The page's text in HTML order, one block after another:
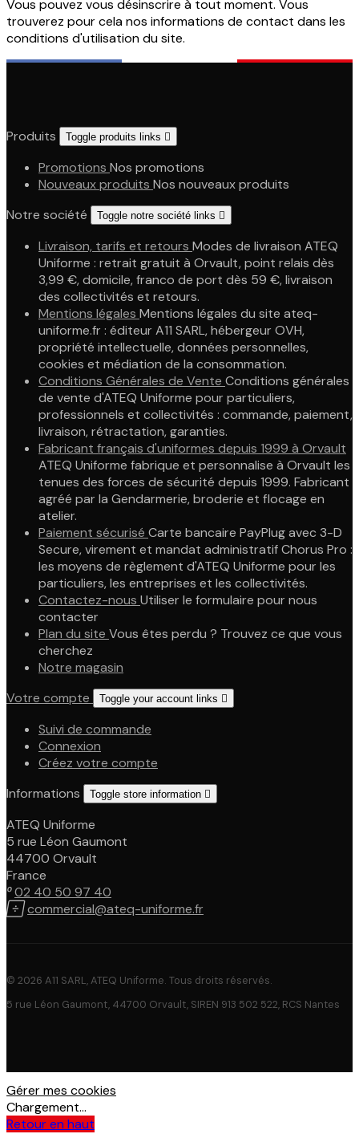
Vous pouvez vous désinscrire à tout moment. Vous
trouverez pour cela nos informations de contact dans les
conditions d'utilisation du site.
Produits Toggle produits links 
Promotions Nos promotions
Nouveaux produits Nos nouveaux produits
Notre société
Toggle notre société links 
Livraison, tarifs et retours Modes de livraison ATEQ
Uniforme : retrait gratuit à Orvault, point relais dès
3,99 €, domicile, franco de port dès 59 €, livraison
des collectivités et retours.
Mentions légales Mentions légales du site ateq-
uniforme.fr : éditeur A11 SARL, hébergeur OVH,
propriété intellectuelle, données personnelles,
cookies et médiation de la consommation.
Conditions Générales de Vente Conditions générales
de vente d'ATEQ Uniforme pour particuliers,
professionnels et collectivités : commande, paiement,
livraison, rétractation, garanties.
Fabricant français d'uniformes depuis 1999 à Orvault
ATEQ Uniforme fabrique et personnalise à Orvault les
tenues des forces de sécurité depuis 1999. Fabricant
agréé par la Gendarmerie, broderie et flocage en
atelier.
Paiement sécurisé Carte bancaire PayPlug avec 3-D
Secure, virement et mandat administratif Chorus Pro :
les moyens de règlement d'ATEQ Uniforme pour les
particuliers, les entreprises et les collectivités.
Contactez-nous Utiliser le formulaire pour nous
contacter
Plan du site Vous êtes perdu ? Trouvez ce que vous
cherchez
Notre magasin
Votre compte
Toggle your account links 
Suivi de commande
Connexion
Créez votre compte
Informations
Toggle store information 
ATEQ Uniforme
5 rue Léon Gaumont
44700 Orvault
France
02 40 50 97 40
commercial@ateq-uniforme.fr
© 2026 A11 SARL, ATEQ Uniforme. Tous droits réservés.
5 rue Léon Gaumont, 44700 Orvault, SIREN 913 502 522, RCS Nantes
Gérer mes cookies
Chargement...
Retour en haut